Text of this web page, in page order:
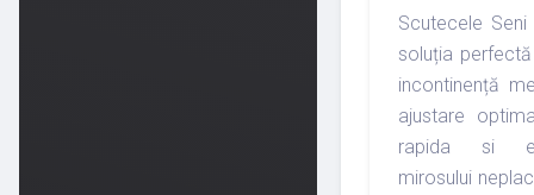
Scutecele
soluția
incontinență
ajustare
rapida si
mirosului